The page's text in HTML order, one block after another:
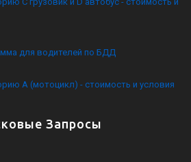
для водителей по БДД
А (мотоцикл) - стоимость и условия
Запросы